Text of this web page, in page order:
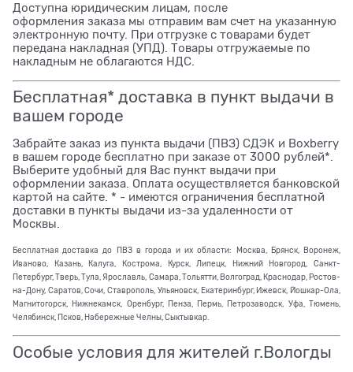
Доступна юридическим лицам, после
оформления заказа мы отправим вам счет на указанную
электронную почту. При отгрузке с товарами будет
передана накладная (УПД). Товары отгружаемые по
накладным не облагаются НДС.
Бесплатная* доставка в пункт выдачи в
вашем городе
Забрайте заказ из пункта выдачи (ПВЗ) СДЭК и Boxberry
в вашем городе бесплатно при заказе от 3000 рублей*.
Выберите удобный для Вас пункт выдачи при
оформлении заказа. Оплата осуществляется банковской
картой на сайте. * - имеются ограничения бесплатной
доставки в пункты выдачи из-за удаленности от
Москвы.
Бесплатная доставка до ПВЗ в города и их области: Москва, Брянск, Воронеж,
Иваново, Казань, Калуга, Кострома, Курск, Липецк, Нижний Новгород, Санкт-
Петербург, Тверь, Тула, Ярославль, Самара, Тольятти, Волгоград, Краснодар, Ростов-
на-Дону, Саратов, Сочи, Ставрополь, Ульяновск, Екатеринбург, Ижевск, Йошкар-Ола,
Магнитогорск, Нижнекамск, Оренбург, Пенза, Пермь, Петрозаводск, Уфа, Тюмень,
Челябинск, Псков, Набережные Челны, Сыктывкар.
Особые условия для жителей г.Вологды